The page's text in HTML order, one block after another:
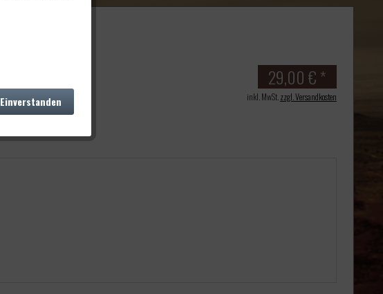
29,00 € *
inkl. MwSt. zzgl. Versandkosten
Einverstanden